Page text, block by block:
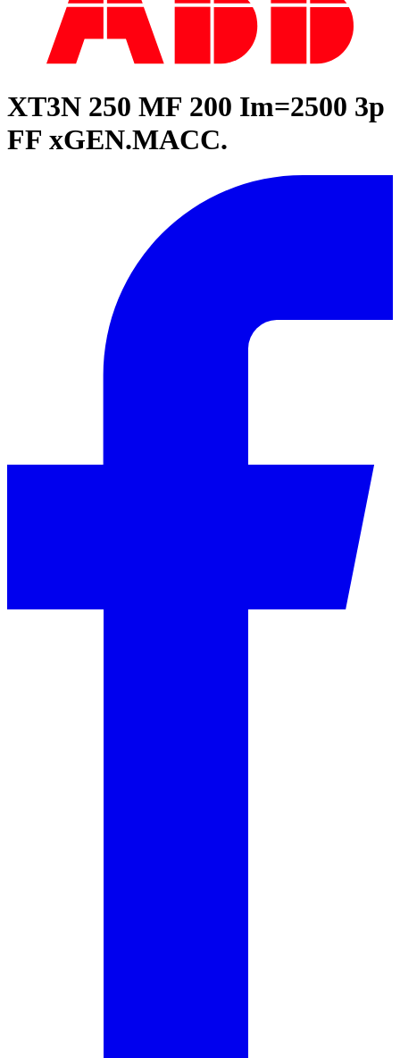
XT3N 250 MF 200 Im=2500 3p
FF xGEN.MACC.